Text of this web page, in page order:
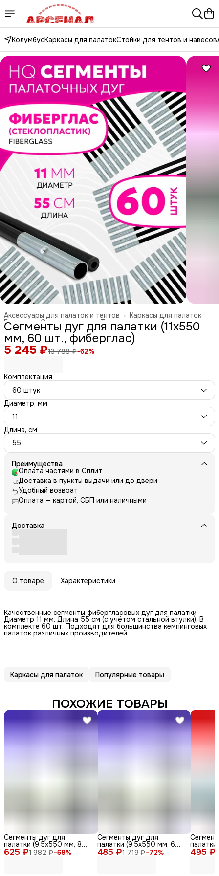
КолумбусКаркасы для палатокСтойки для тентов и навесов
Каркасы для палаток
Аксессуары для палаток и тентов ›
Туризм и отдых на природе
Спорт и отдых ›
Главная ›
Сегменты дуг для палатки (11х550
мм, 60 шт., фиберглас)
5 245 ₽13 788 ₽−62%
Комплектация
60 штук
Диаметр, мм
11
Длина, см
55
Преимущества
Оплата частями в Сплит
Доставка в пункты выдачи или до двери
Удобный возврат
Оплата — картой, СБП или наличными
Доставка
О товаре Характеристики
Качественные сегменты фибергласовых дуг для палатки.
Диаметр 11 мм. Длина 55 см (с учётом стальной втулки). В
комплекте 60 шт. Подходят для большинства кемпинговых
палаток различных производителей.
Каркасы для палаток Популярные товары
ПОХОЖИЕ ТОВАРЫ
625 ₽1 982 ₽−68%
Сегменты дуг для
палатки (9,5х550 мм, 8
шт., фиберглас) 485 ₽1 719 ₽−72%
Сегменты дуг для
палатки (9,5х550 мм, 6
шт., фиберглас) 495 ₽
шт.,